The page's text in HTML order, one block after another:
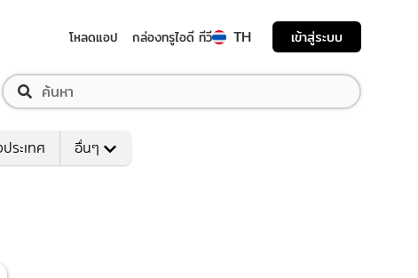
โหลดแอป กล่องทรูไอดี ทีวี TH เข้าสู่ระบบ
ระเทศ อื่นๆ